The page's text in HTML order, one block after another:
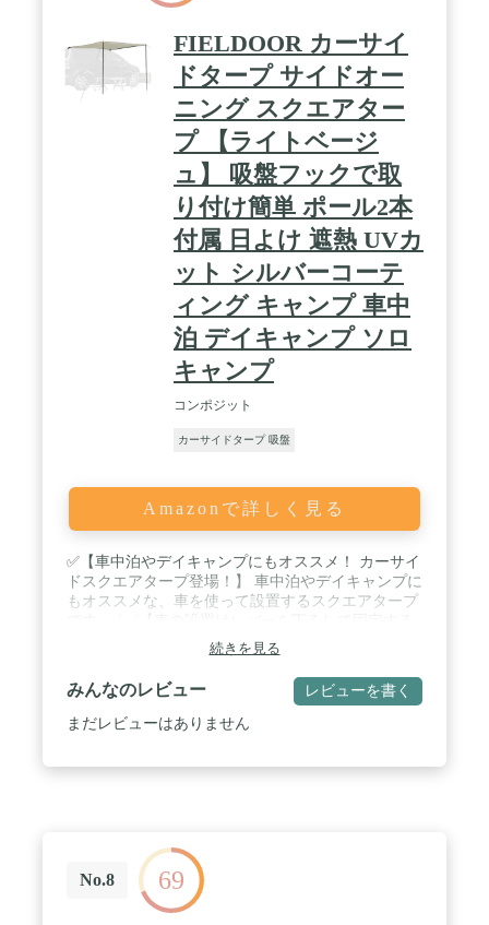
て色合いが異なって見える場合があります。 ※仕
様・デザインは改良のため予告なく変更することが
あります。
FIELDOOR カーサイ
ドタープ サイドオー
ニング スクエアター
プ 【ライトベージ
ュ】 吸盤フックで取
り付け簡単 ポール2本
付属 日よけ 遮熱 UVカ
ット シルバーコーテ
ィング キャンプ 車中
泊 デイキャンプ ソロ
キャンプ
コンポジット
カーサイドタープ 吸盤
Amazonで詳しく見る
✅【車中泊やデイキャンプにもオススメ！ カーサイ
ドスクエアタープ登場！】 車中泊やデイキャンプに
もオススメな、車を使って設置するスクエアタープ
だけ！ 取り付けカンタンな吸盤フック】 吸盤フッ
ク付きで取り付けカンタン！車の取り付けたい箇所
に吸盤を付け、レバーを下ろすだけなのでラクラク
です。 / ✅【車のサイズに合わせて吸盤フックの位
置を変えられる！】 タープの吸盤フック用のハトメ
(約)200cm×200cm/ポール連結時 : (約)直径
1.6cm×165cm(有効長 : (約)160cm)/収納時 :
(約)64cm×15cm×15cm■材質：生地 : ポリエステル/ポ
ール : スチール■重量：(約)1.9kg■耐水圧：2,000mm
続きを見る
みんなのレビュー レビューを書く
まだレビューはありません
No.8 69